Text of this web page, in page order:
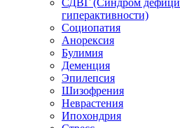
СДВГ (Синдром
гиперактивности)
Социопатия
Анорексия
Булимия
Деменция
Эпилепсия
Шизофрения
Неврастения
Ипохондрия